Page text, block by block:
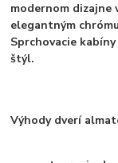
modernom dizajne
elegantným
Sprchovacie
štýl.
Výhody dverí